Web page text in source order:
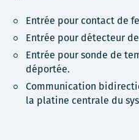
Entrée pour contact de
Entrée pour détecteur
Entrée pour sonde de
déportée.
Communication
la platine centrale du